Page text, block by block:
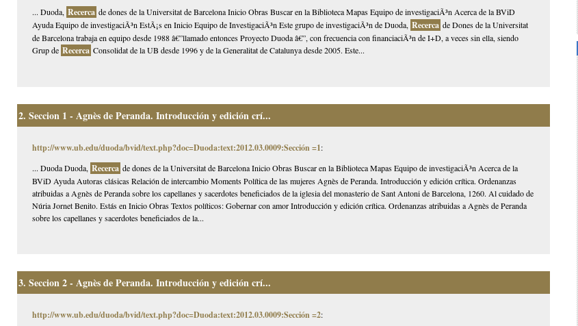
... Duoda, Recerca de dones de la Universitat de Barcelona Inicio Obras Buscar en la Biblioteca Mapas Equipo de investigaciÃ³n Acerca de la BViD
Ayuda Equipo de investigaciÃ³n EstÃ¡s en Inicio Equipo de InvestigaciÃ³n Este grupo de investigaciÃ³n de Duoda, Recerca de Dones de la Universitat
de Barcelona trabaja en equipo desde 1988 â€”llamado entonces Proyecto Duoda â€”, con frecuencia con financiaciÃ³n de I+D, a veces sin ella, siendo
Grup de Recerca Consolidat de la UB desde 1996 y de la Generalitat de Catalunya desde 2005. Este...
2. Seccion 1 - Agnès de Peranda. Introducción y edición crí...
http://www.ub.edu/duoda/bvid/text.php?doc=Duoda:text:2012.03.0009:Sección =1:
... Duoda Duoda, Recerca de dones de la Universitat de Barcelona Inicio Obras Buscar en la Biblioteca Mapas Equipo de investigaciÃ³n Acerca de la
BViD Ayuda Autoras clásicas Relación de intercambio Moments Política de las mujeres Agnès de Peranda. Introducción y edición crítica. Ordenanzas
atribuidas a Agnès de Peranda sobre los capellanes y sacerdotes beneficiados de la iglesia del monasterio de Sant Antoni de Barcelona, 1260. Al cuidado de
Núria Jornet Benito. Estás en Inicio Obras Textos políticos: Gobernar con amor Introducción y edición crítica. Ordenanzas atribuidas a Agnès de Peranda
sobre los capellanes y sacerdotes beneficiados de la...
3. Seccion 2 - Agnès de Peranda. Introducción y edición crí...
http://www.ub.edu/duoda/bvid/text.php?doc=Duoda:text:2012.03.0009:Sección =2: